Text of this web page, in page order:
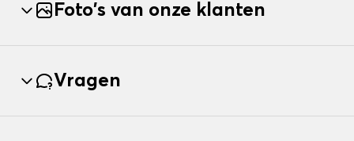
Foto's van onze klanten
Vragen